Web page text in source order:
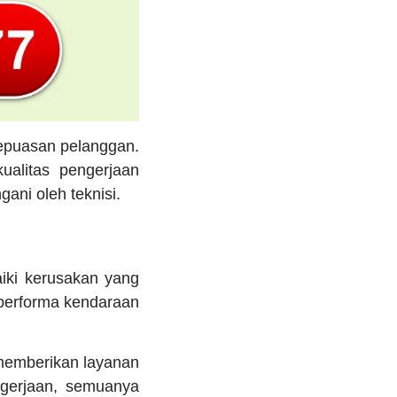
pelanggan.
pengerjaan
oleh teknisi.
kerusakan yang
kendaraan
layanan
semuanya